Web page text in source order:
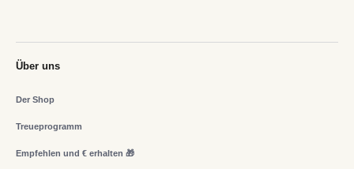
Über uns
Der Shop
Treueprogramm
Empfehlen und € erhalten 🎁